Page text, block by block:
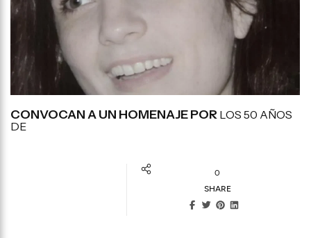
CONVOCAN A UN HOMENAJE POR LOS 50 AÑOS
DE
0
SHARE